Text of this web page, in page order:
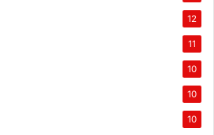
12
11
10
10
10